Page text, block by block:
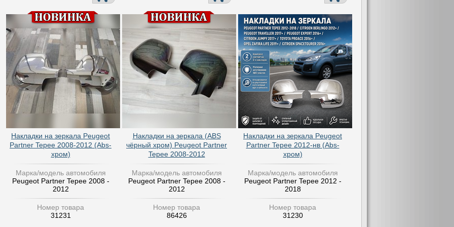
Накладки на зеркала Peugeot
Partner Tepee 2008-2012 (Abs-
хром)
Марка/модель автомобиля
Peugeot Partner Tepee 2008 -
2012
Номер товара
31231
Накладки на зеркала (ABS
чёрный хром) Peugeot Partner
Tepee 2008-2012
Марка/модель автомобиля
Peugeot Partner Tepee 2008 -
2012
Номер товара
86426
Накладки на зеркала Peugeot
Partner Tepee 2012-нв (Abs-
хром)
Марка/модель автомобиля
Peugeot Partner Tepee 2012 -
2018
Номер товара
31230